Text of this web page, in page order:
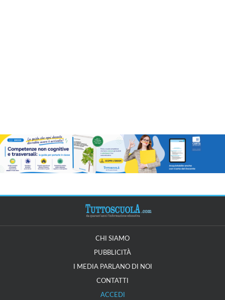
CHI SIAMO
PUBBLICITÀ
I MEDIA PARLANO DI NOI
CONTATTI
ACCEDI